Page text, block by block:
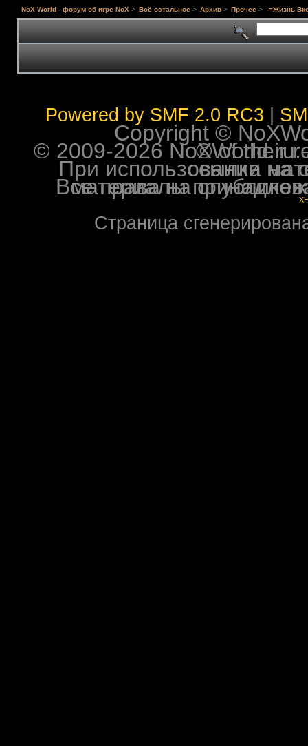
NoX World - форум об игре NoX > Всё остальное > Архив > Прочее > -=Жизнь
Powered by SMF 2.0 RC3
Copyright ©
© 2009-2026 NoXWorld.ru. All
При использовании
Все права на опубликованные на форуме
Страница